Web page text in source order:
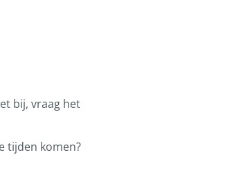
bij, vraag het
tijden komen?